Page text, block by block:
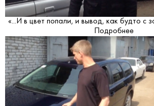
«...И в цвет попали, и вывод, как будто с
Подробнее